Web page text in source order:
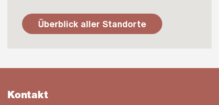
Überblick aller Standorte
Kontakt